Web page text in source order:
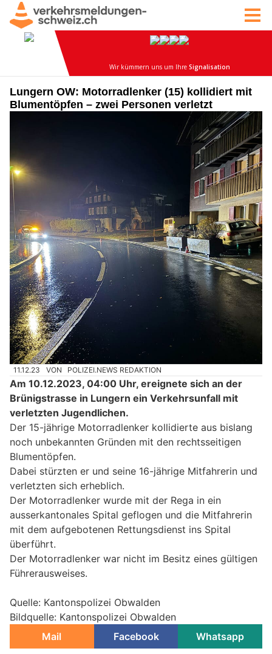
Lungern OW: Motorradlenker (15) kollidiert mit
Blumentöpfen – zwei Personen verletzt
11.12.23 VON POLIZEI.NEWS REDAKTION
Am 10.12.2023, 04:00 Uhr, ereignete sich an der
Brünigstrasse in Lungern ein Verkehrsunfall mit
verletzten Jugendlichen.
Der 15-jährige Motorradlenker kollidierte aus bislang
noch unbekannten Gründen mit den rechtsseitigen
Blumentöpfen.
Dabei stürzten er und seine 16-jährige Mitfahrerin und
verletzten sich erheblich.
Der Motorradlenker wurde mit der Rega in ein
ausserkantonales Spital geflogen und die Mitfahrerin
mit dem aufgebotenen Rettungsdienst ins Spital
überführt.
Der Motorradlenker war nicht im Besitz eines gültigen
Führerausweises.
Quelle: Kantonspolizei Obwalden
Bildquelle: Kantonspolizei Obwalden
Mail
Facebook Whatsapp